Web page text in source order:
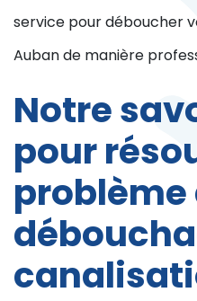
service pour déboucher
Auban de manière
Notre
pour
problème